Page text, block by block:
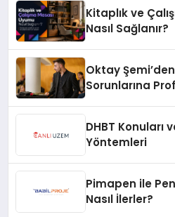
Kitaplık ve
Nasıl Sağlanır?
Oktay
Sorunlarına
DHBT Konuları
Yöntemleri
Pimapen ile
Nasıl İlerler?